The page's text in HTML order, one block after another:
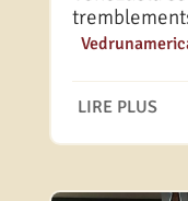
LIRE PLUS